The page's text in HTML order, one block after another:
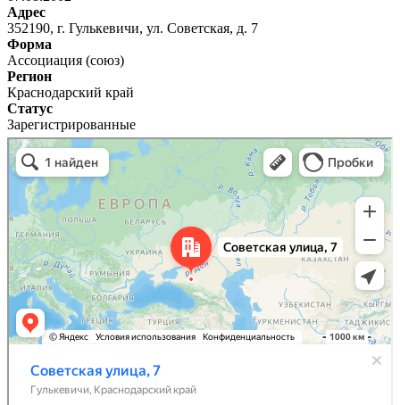
Адрес
352190, г. Гулькевичи, ул. Советская, д. 7
Форма
Ассоциация (союз)
Регион
Краснодарский край
Статус
Зарегистрированные